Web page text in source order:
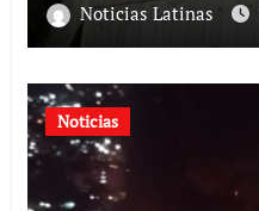
Noticias Latinas
Noticias